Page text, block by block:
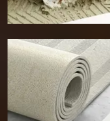
Pose de carrelage